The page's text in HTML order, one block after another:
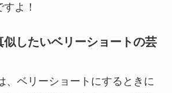
よ！
似したいベリーショートの芸
、ベリーショートにするときに